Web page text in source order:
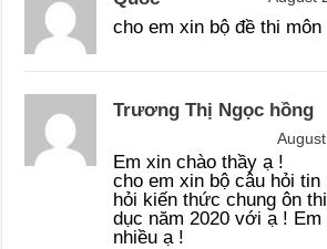
cho em xin bộ đề thi môn
Trương Thị Ngọc hồng
Em xin chào thầy ạ !
cho em xin bộ câu hỏi tin
hỏi kiến thức chung ôn
dục năm 2020 với ạ !
nhiều ạ !